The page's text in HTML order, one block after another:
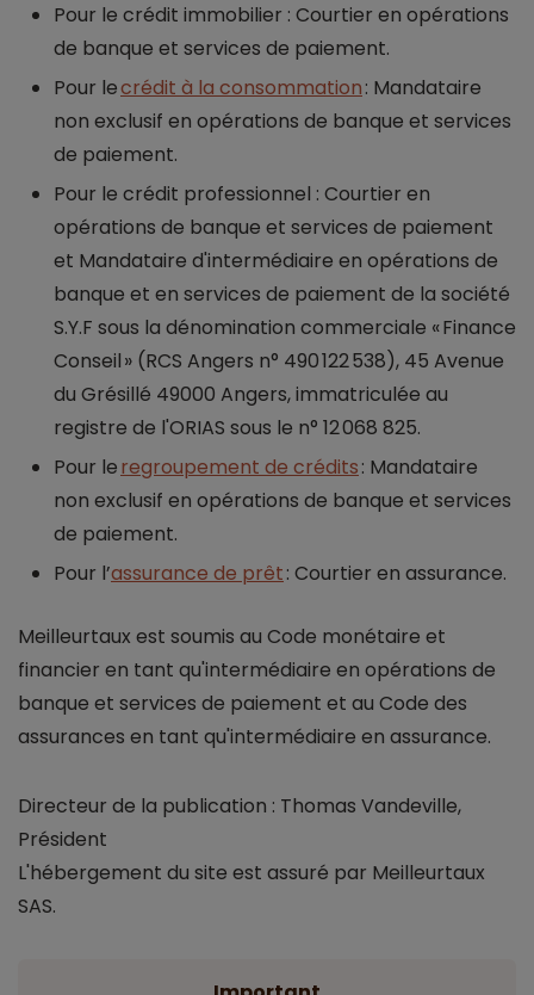
Pour le crédit immobilier : Courtier en opérations
de banque et services de paiement.
Pour lecrédit à la consommation: Mandataire
non exclusif en opérations de banque et services
de paiement.
Pour le crédit professionnel : Courtier en
opérations de banque et services de paiement
et Mandataire d'intermédiaire en opérations de
banque et en services de paiement de la société
S.Y.F sous la dénomination commerciale « Finance
Conseil » (RCS Angers n° 490 122 538), 45 Avenue
du Grésillé 49000 Angers, immatriculée au
registre de l'ORIAS sous le n° 12 068 825.
Pour leregroupement de crédits: Mandataire
non exclusif en opérations de banque et services
de paiement.
Pour l’assurance de prêt: Courtier en assurance.
Meilleurtaux est soumis au Code monétaire et
financier en tant qu'intermédiaire en opérations de
banque et services de paiement et au Code des
assurances en tant qu'intermédiaire en assurance.
Directeur de la publication : Thomas Vandeville,
Président
L'hébergement du site est assuré par Meilleurtaux
SAS.